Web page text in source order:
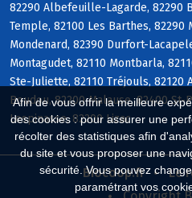
Afin de vous offrir la meilleure
des cookies : pour assurer une
récolter des statistiques afin
du site et vous proposer une
sécurité. Vous pouvez
paramétrant vos
82290 Albefeuille-Lagarde, 82290
Temple, 82100 Les Barthes, 82290
Mondenard, 82390 Durfort-
Montagudet, 82110 Montbarla,
Ste-Juliette, 82110 Tréjouls, 82120
Boudou, 82200 Malause, 82400
Lespinasse, 82200 Lizac
Biocoop.fr
Le